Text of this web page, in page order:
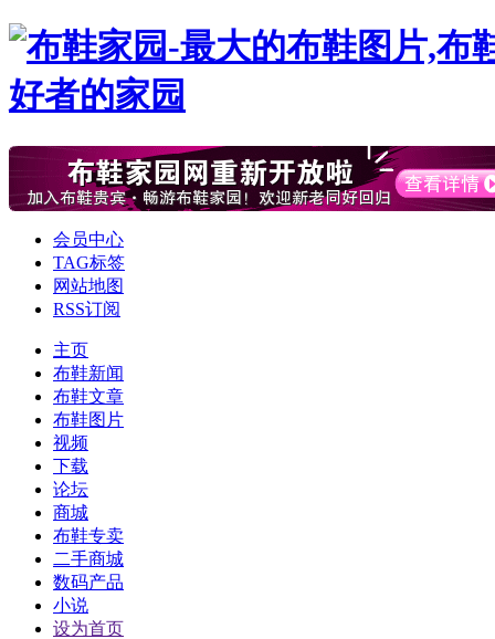
会员中心
TAG标签
网站地图
RSS订阅
主页
布鞋新闻
布鞋文章
布鞋图片
视频
下载
论坛
商城
布鞋专卖
二手商城
数码产品
小说
设为首页